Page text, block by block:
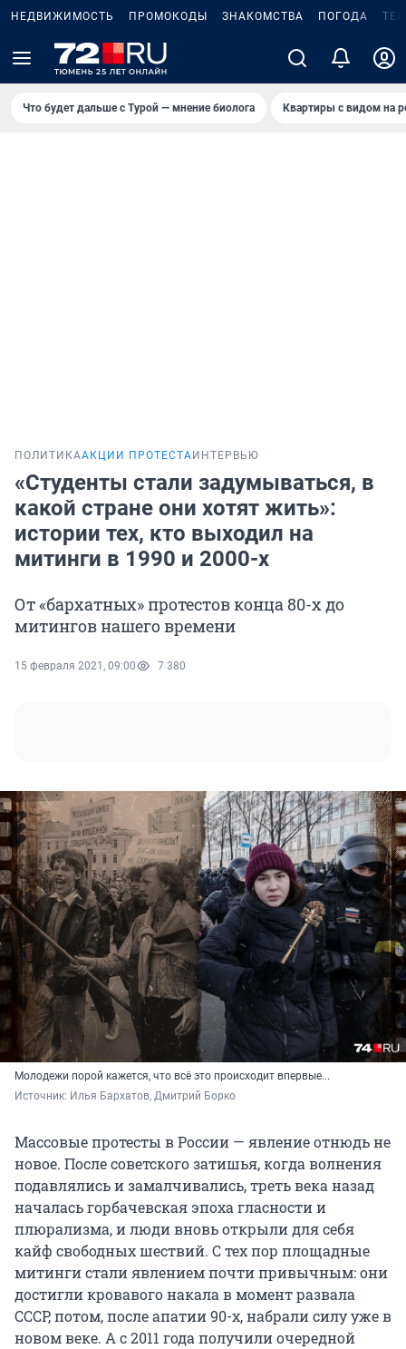
НЕДВИЖИМОСТЬ ПРОМОКОДЫ ЗНАКОМСТВА ПОГОДА
Что будет дальше с Турой — мнение биолога Квартиры с видом на
ПОЛИТИКААКЦИИ ПРОТЕСТА ИНТЕРВЬЮ
«Студенты стали задумываться, в
какой стране они хотят жить»:
истории тех, кто выходил на
митинги в 1990 и 2000-х
От «бархатных» протестов конца 80-х до
митингов нашего времени
15 февраля 2021, 09:00 7 380
Молодежи порой кажется, что всё это происходит впервые...
Источник: Илья Бархатов, Дмитрий Борко
Массовые протесты в России — явление отнюдь не
новое. После советского затишья, когда волнения
подавлялись и замалчивались, треть века назад
началась горбачевская эпоха гласности и
плюрализма, и люди вновь открыли для себя
кайф свободных шествий. С тех пор площадные
митинги стали явлением почти привычным: они
достигли кровавого накала в момент развала
СССР, потом, после апатии 90-х, набрали силу уже в
новом веке. А с 2011 года получили очередной